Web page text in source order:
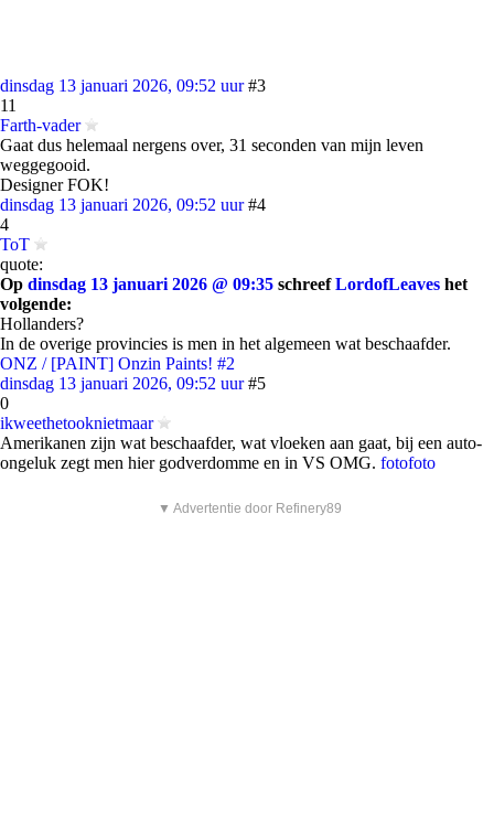
dinsdag 13 januari 2026, 09:52 uur #3
11
Farth-vader
Gaat dus helemaal nergens over, 31 seconden van mijn leven
weggegooid.
Designer FOK!
dinsdag 13 januari 2026, 09:52 uur #4
4
ToT
quote:
Op dinsdag 13 januari 2026 @ 09:35 schreefLordofLeaves het
volgende:
Hollanders?
In de overige provincies is men in het algemeen wat beschaafder.
ONZ / [PAINT] Onzin Paints! #2
dinsdag 13 januari 2026, 09:52 uur #5
0
ikweethetooknietmaar
Amerikanen zijn wat beschaafder, wat vloeken aan gaat, bij een auto-
ongeluk zegt men hier godverdomme en in VS OMG. fotofoto
▼ Advertentie door Refinery89